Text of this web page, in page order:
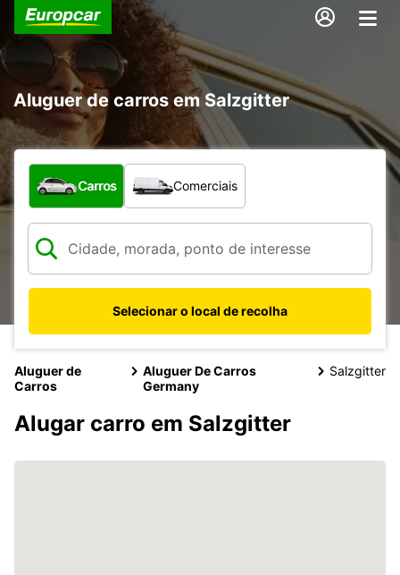
Aluguer de carros em Salzgitter
Que tipo de veículo pretende?
Carros Comerciais
Selecionar o local de recolha
Aluguer de
Carros
Aluguer De Carros
Germany
Salzgitter
Alugar carro em Salzgitter